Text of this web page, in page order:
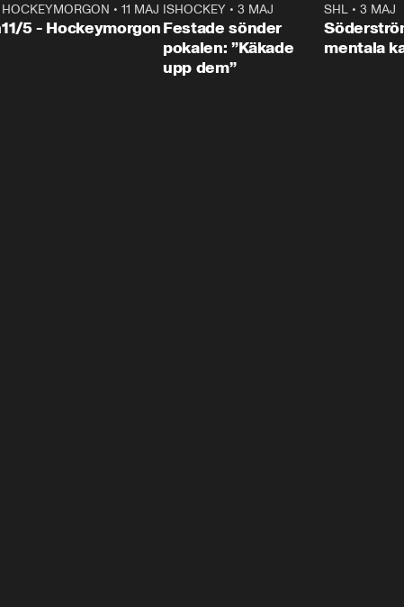
HOCKEYMORGON • 11 MAJ
11/5 - Hockeymorgon
0:22
ISHOCKEY •3 MAJ
Festade sönder
pokalen: ”Käkade
upp dem”
SHL •3 MAJ
mentala